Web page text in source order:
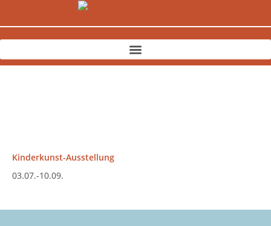
Kinderkunst-Ausstellung
03.07.-10.09.